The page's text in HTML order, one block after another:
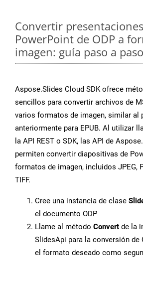
Convertir
PowerPoint de ODP a
imagen: guía paso a paso
Aspose.Slides Cloud SDK ofrece
sencillos para convertir archivos de
varios formatos de imagen, similar al
anteriormente para EPUB. Al utilizar
la API REST o SDK, las API de
permiten convertir diapositivas de
formatos de imagen, incluidos JPEG,
TIFF.
Cree una instancia de clase
el documento ODP
Llame al método Convert de la
SlidesApi para la conversión de
el formato deseado como